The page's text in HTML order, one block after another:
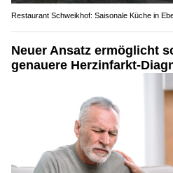
Restaurant Schweikhof: Saisonale Küche in
Neuer Ansatz ermöglicht
genauere Herzinfarkt-